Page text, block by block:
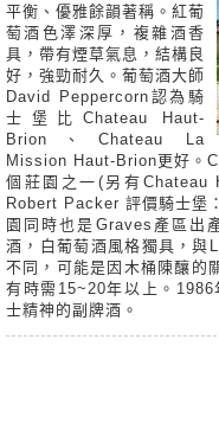
平衡、優雅餘韻著稱。紅葡
萄酒色澤深厚，複雜酒香
具，帶有煙草氣息，結構良
好，強勁耐久。葡萄酒大師
David Peppercorn認為騎
士堡比Chateau Haut-
Brion、Chateau La
Mission Haut-Brion更好。
個莊園之一(另有Chateau
Robert Packer 評價騎士堡
園同時也是Graves產區出
酒，白葡萄酒風格獨具，
不同，可能是因木桶陳釀的
有時需15~20年以上。
士精神的副牌酒。